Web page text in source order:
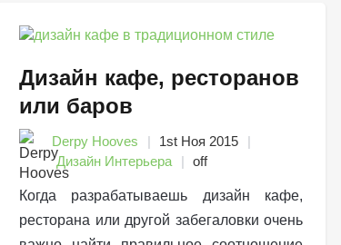
Дизайн кафе, ресторанов
или баров
Derpy Hooves
1st Ноя 2015
Дизайн Интерьера
off
Когда разрабатываешь дизайн кафе,
ресторана или другой забегаловки очень